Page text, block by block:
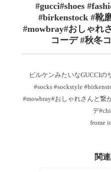
#gucci#shoes
#birkenstock #靴
#mowbray#おしゃれ
コーデ #秋冬
ビルケンみたいなGUCCIの
#socks #sockstyle
#mowbray#おしゃれさんと繋
デ
frome
関